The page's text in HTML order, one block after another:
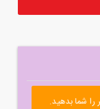
شما بدهید.